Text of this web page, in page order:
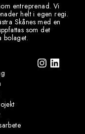
entreprenad. Vi
helt i egen regi.
Skånes med en
som det
bolaget.